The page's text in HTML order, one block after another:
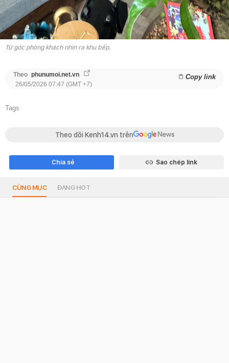
Từ góc phòng khách nhìn ra khu bếp.
Theo phunumoi.net.vn Copy link
26/05/2026 07:47 (GMT +7)
Tags
Theo dõi Kenh14.vn trên
Chia sẻ Sao chép link
CÙNG MỤC ĐANG HOT